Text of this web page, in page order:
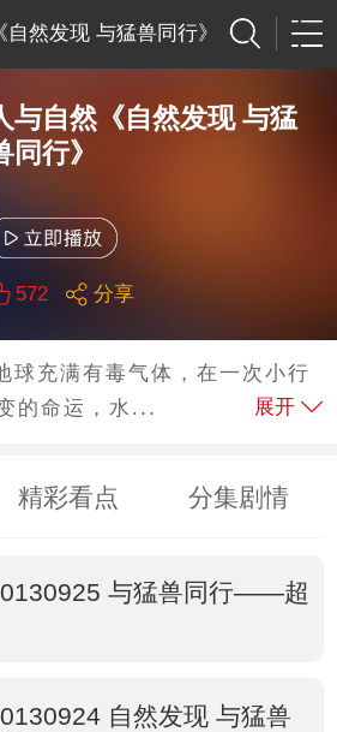
自然发现 与猛兽同行》
与自然《自然发现 与猛
同行》
572 分享
球充满有毒气体，在一次小行
的命运，水...
展开
精彩看点 分集剧情
与猛兽同行——超
自然发现 与猛兽